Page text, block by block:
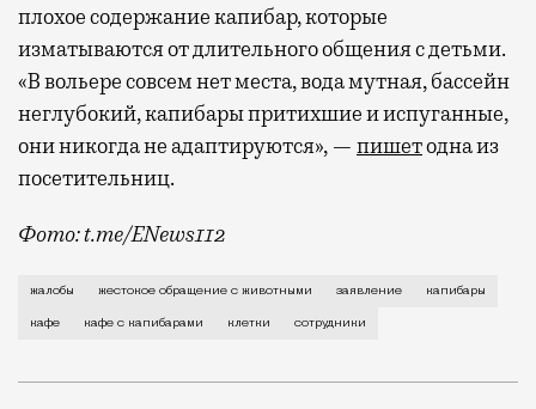
плохое содержание капибар, которые
изматываются от длительного общения с детьми.
«В вольере совсем нет места, вода мутная, бассейн
неглубокий, капибары притихшие и испуганные,
они никогда не адаптируются», — пишетодна из
посетительниц.
Фото: t.me/ENews112
С момента открытия нового контактного кафе с
жалобы жестокое обращение с животными заявление капибары
кафе кафе с капибарами клетки сотрудники